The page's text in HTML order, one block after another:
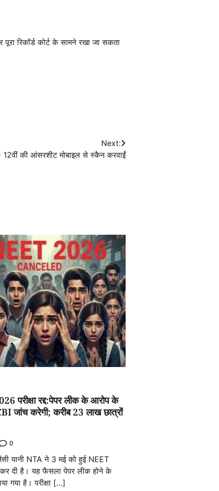
रिकॉर्ड कोर्ट के सामने रखा जा सकता
Next:
12वीं की आंसरशीट मोबाइल से स्कैन करवाईं
परीक्षा रद्द:पेपर लीक के आरोप के
जांच करेगी; करीब 23 लाख छात्रों
0
यानी NTA ने 3 मई को हुई NEET
कर दी है। यह फैसला पेपर लीक होने के
गया है। परीक्षा […]